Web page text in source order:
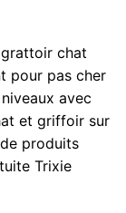
chat
pour pas cher
avec
et griffoir sur
produits
Trixie